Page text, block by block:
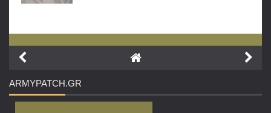
ARMYPATCH.GR